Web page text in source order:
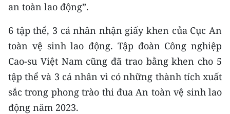
an toàn lao động”.
6 tập thể, 3 cá nhân nhận giấy khen của Cục An
toàn vệ sinh lao động. Tập đoàn Công nghiệp
Cao-su Việt Nam cũng đã trao bằng khen cho 5
tập thể và 3 cá nhân vì có những thành tích xuất
sắc trong phong trào thi đua An toàn vệ sinh lao
động năm 2023.